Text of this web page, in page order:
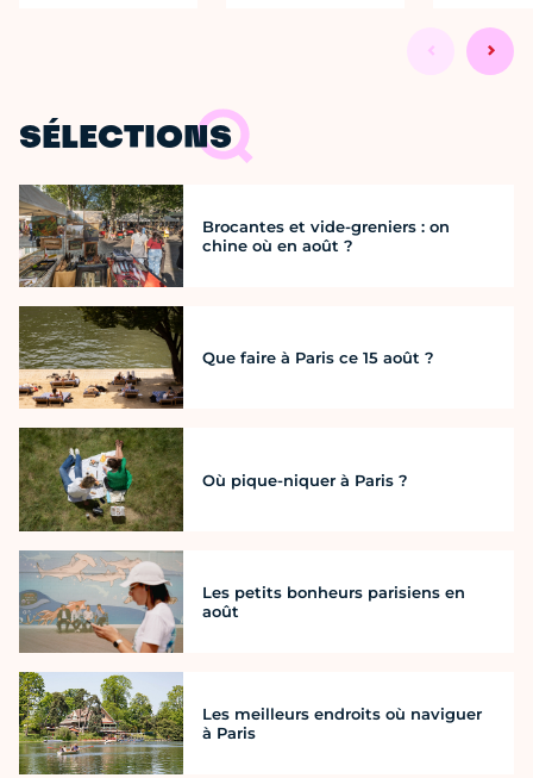
SÉLECTIONS
Brocantes et vide-greniers : on
chine où en août ?
Que faire à Paris ce 15 août ?
Où pique-niquer à Paris ?
Les petits bonheurs parisiens en
août
Les meilleurs endroits où naviguer
à Paris